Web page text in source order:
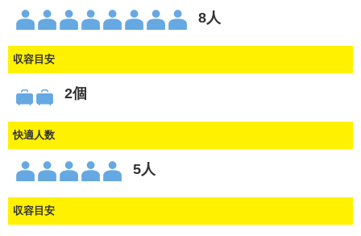
8人
収容目安
2個
快適人数
5人
収容目安